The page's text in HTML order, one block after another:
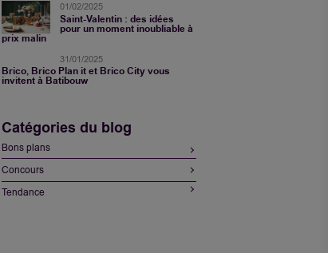
01/02/2025
Saint-Valentin : des idées
pour un moment inoubliable à
prix malin
31/01/2025
Brico, Brico Plan it et Brico City vous
invitent à Batibouw
Catégories du blog
Bons plans
Concours
Tendance